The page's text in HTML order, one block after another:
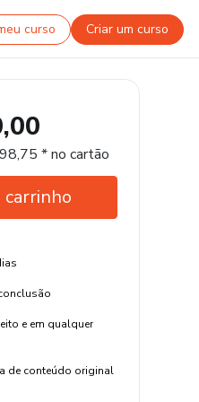
curso Criar um curso
* no cartão
carrinho
e em qualquer
de conteúdo original